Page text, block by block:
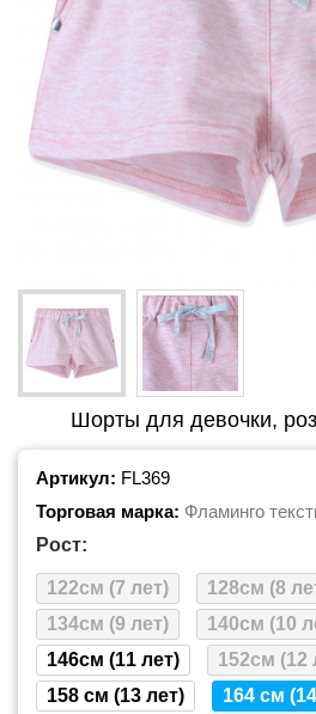
Шорты для девочки,
Артикул: FL369
Торговая марка: Фламинго
Рост:
122см (7 лет)
128см (8
134см (9 лет)
140см (10
146см (11 лет)
152см (12
158 см (13 лет)
164 см